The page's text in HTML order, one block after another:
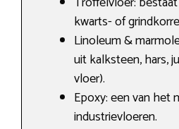
kwarts- of
Linoleum &
uit kalksteen, hars,
vloer).
Epoxy: een van het
industrievloeren.